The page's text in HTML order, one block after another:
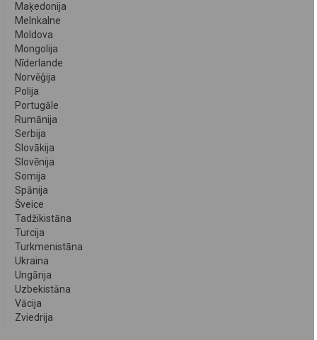
Maķedonija
Melnkalne
Moldova
Mongolija
Nīderlande
Norvēģija
Polija
Portugāle
Rumānija
Serbija
Slovākija
Slovēnija
Somija
Spānija
Šveice
Tadžikistāna
Turcija
Turkmenistāna
Ukraina
Ungārija
Uzbekistāna
Vācija
Zviedrija